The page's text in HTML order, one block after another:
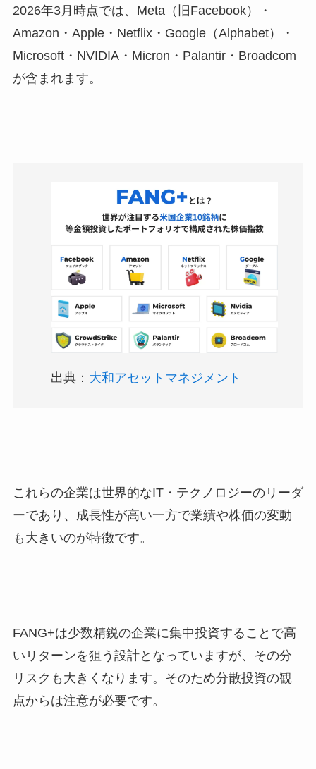
2026年3月時点では、Meta（旧Facebook）・
Amazon・Apple・Netflix・Google（Alphabet）・
Microsoft・NVIDIA・Micron・Palantir・Broadcom
が含まれます。
出典： 大和アセットマネジメント
これらの企業は世界的なIT・テクノロジーのリーダ
ーであり、成長性が高い一方で業績や株価の変動
も大きいのが特徴です。
FANG+は少数精鋭の企業に集中投資することで高
いリターンを狙う設計となっていますが、その分
リスクも大きくなります。そのため分散投資の観
点からは注意が必要です。